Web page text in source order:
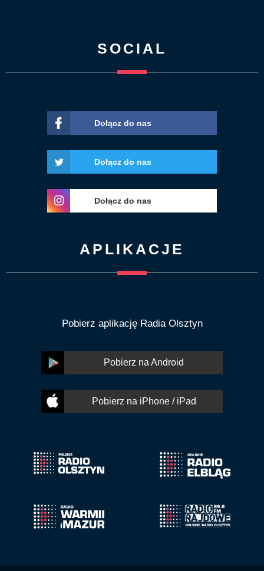
SOCIAL
Dołącz do nas
Dołącz do nas
Dołącz do nas
APLIKACJE
Pobierz aplikację Radia Olsztyn
Pobierz na Android
Pobierz na iPhone / iPad